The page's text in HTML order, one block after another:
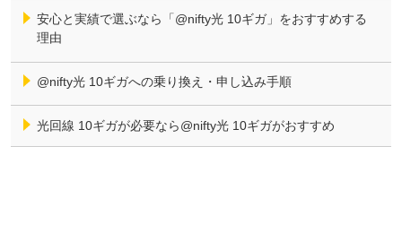
安心と実績で選ぶなら「@nifty光 10ギガ」をおすすめする
理由
@nifty光 10ギガへの乗り換え・申し込み手順
光回線 10ギガが必要なら@nifty光 10ギガがおすすめ